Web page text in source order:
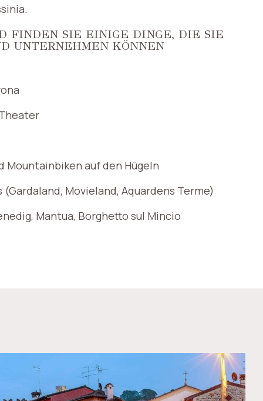
FINDEN SIE EINIGE DINGE, DIE SIE
UNTERNEHMEN KÖNNEN
Mountainbiken auf den Hügeln
(Gardaland, Movieland, Aquardens Terme)
Mantua, Borghetto sul Mincio